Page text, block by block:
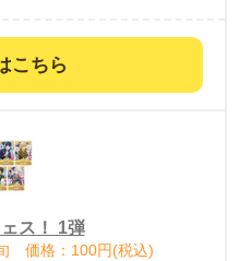
こちら
ス！ 1弾
価格：100円(税込)